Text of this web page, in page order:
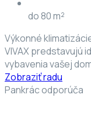
do 80 m²
Výkonné
VIVAX predstavujú
vybavenia vašej
Zobraziť radu
Pankrác odporúča